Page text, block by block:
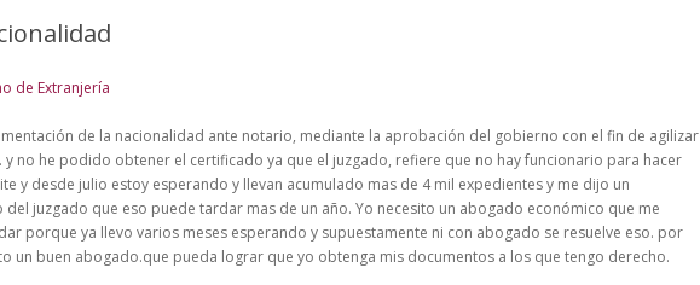
de Extranjería
de la nacionalidad ante notario, mediante la aprobación del gobierno con el fin de agilizar
y no he podido obtener el certificado ya que el juzgado, refiere que no hay funcionario para hacer
y desde julio estoy esperando y llevan acumulado mas de 4 mil expedientes y me dijo un
del juzgado que eso puede tardar mas de un año. Yo necesito un abogado económico que me
porque ya llevo varios meses esperando y supuestamente ni con abogado se resuelve eso. por
un buen abogado.que pueda lograr que yo obtenga mis documentos a los que tengo derecho.